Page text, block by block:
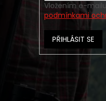
Vložením e-
podmínkami
PŘIHLÁSIT SE